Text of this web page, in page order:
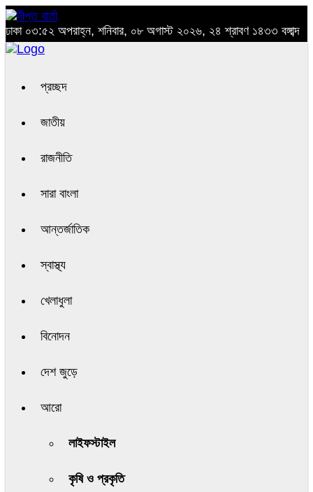
ঢাকা ০৩:৫২ অপরাহ্ন, শনিবার, ০৮ অগাস্ট ২০২৬, ২৪ শ্রাবণ ১৪৩৩ বঙ্গাব্দ
প্রচ্ছদ
জাতীয়
রাজনীতি
সারা বাংলা
আন্তর্জাতিক
স্বাস্থ্য
খেলাধুলা
বিনোদন
দেশ জুড়ে
আরো
লাইফস্টাইল
কৃষি ও প্রকৃতি